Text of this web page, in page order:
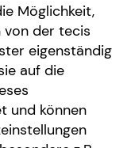
Möglichkeit,
von der tecis
eigenständig
auf die
und können